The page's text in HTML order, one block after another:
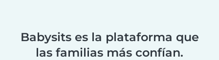
Babysits es la plataforma que
las familias más confían.